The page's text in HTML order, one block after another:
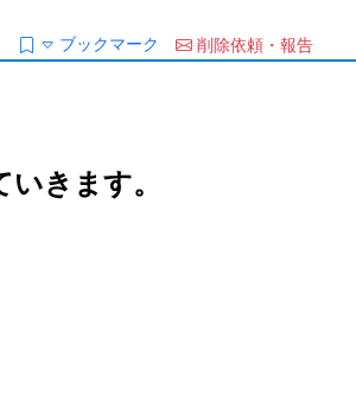
ブックマーク 削除依頼・報告